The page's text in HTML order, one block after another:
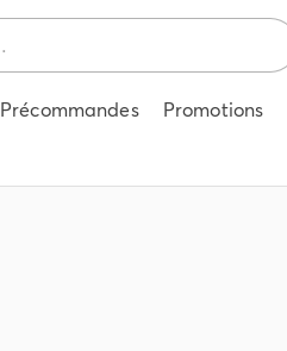
Précommandes Promotions